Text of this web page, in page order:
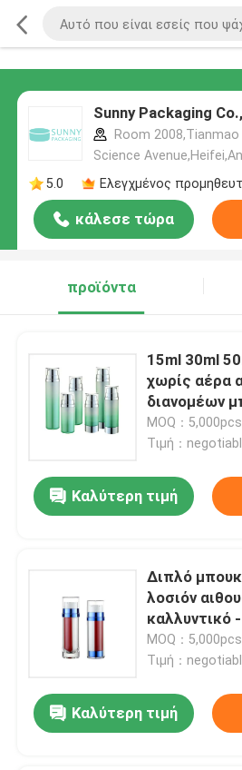
Sunny Packaging
Room
Science
5.0
Ελεγχμένος
κάλεσε τώρα
προϊόντα
15ml 30ml
χωρίς αέρα
διανομέων
ασημένια
MOQ：
Τιμή：
Καλύτερη τιμή
Διπλό
λοσιόν
καλλυντικό
MOQ：
Τιμή：
Καλύτερη τιμή